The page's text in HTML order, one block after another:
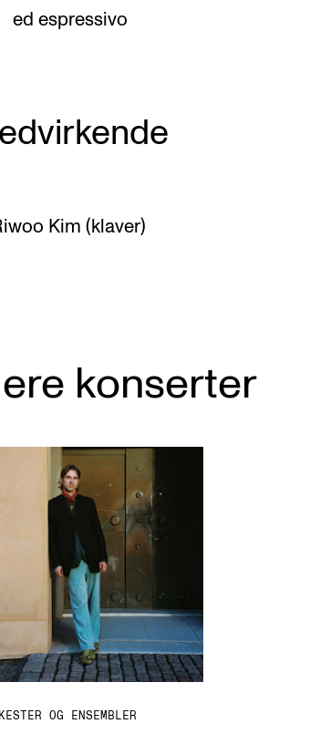
ed espressivo
Kim (klaver)
konserter
OG ENSEMBLER